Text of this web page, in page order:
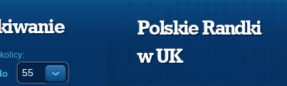
Polskie Randki
w UK